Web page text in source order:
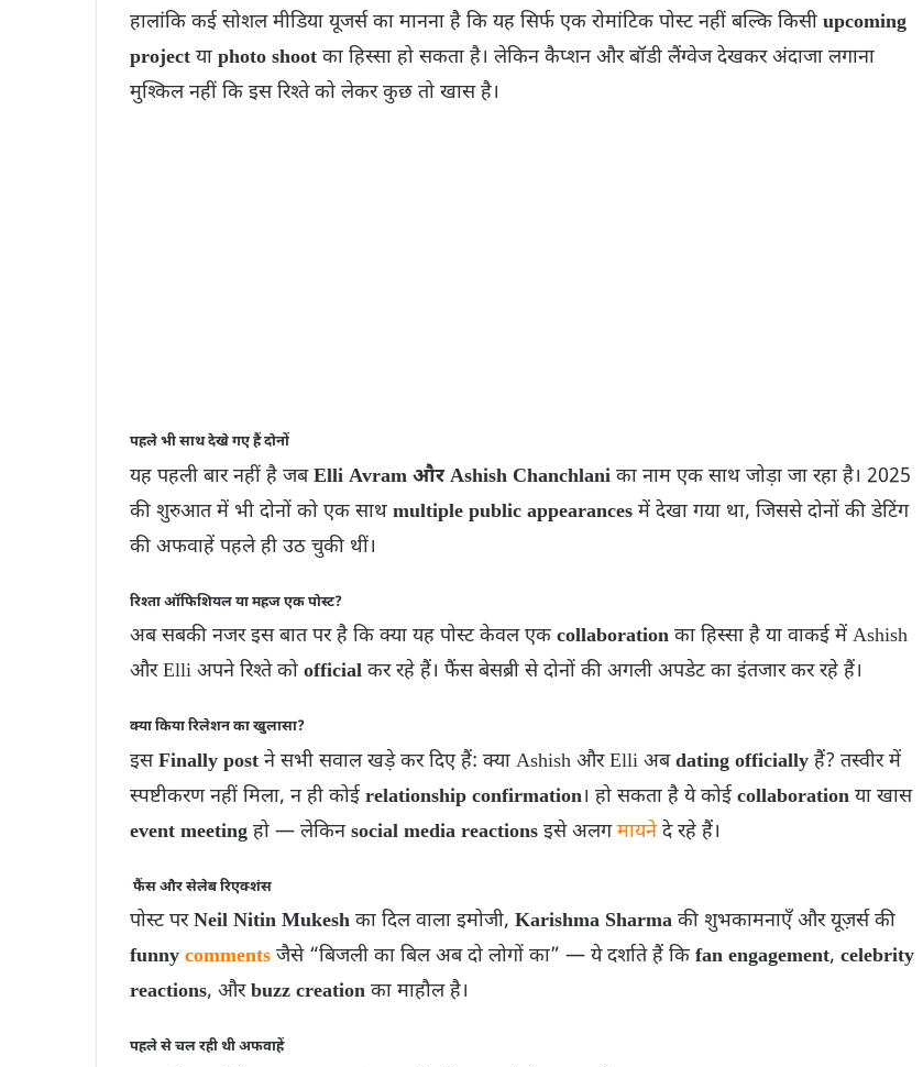
हालांकि कई सोशल मीडिया यूजर्स का मानना है कि यह सिर्फ एक रोमांटिक पोस्ट नहीं बल्कि किसी upcoming
project या photo shoot का हिस्सा हो सकता है। लेकिन कैप्शन और बॉडी लैंग्वेज देखकर अंदाजा लगाना
मुश्किल नहीं कि इस रिश्ते को लेकर कुछ तो खास है।
पहले भी साथ देखे गए हैं दोनों
यह पहली बार नहीं है जबElli Avram और Ashish Chanchlani का नाम एक साथ जोड़ा जा रहा है। 2025
की शुरुआत में भी दोनों को एक साथ multiple public appearances में देखा गया था, जिससे दोनों की डेटिंग
की अफवाहें पहले ही उठ चुकी थीं।
रिश्ता ऑफिशियल या महज एक पोस्ट?
अब सबकी नजर इस बात पर है कि क्या यह पोस्ट केवल एक collaboration का हिस्सा है या वाकई में Ashish
और Elli अपने रिश्ते को official कर रहे हैं। फैंस बेसब्री से दोनों की अगली अपडेट का इंतजार कर रहे हैं।
क्या किया रिलेशन का खुलासा?
इसFinally post ने सभी सवाल खड़े कर दिए हैं: क्या Ashish और Elli अबdating officially हैं? तस्वीर में
स्पष्टीकरण नहीं मिला, न ही कोई relationship confirmation। हो सकता है ये कोई collaboration या खास
event meeting हो — लेकिनsocial media reactions इसे अलगमायनेदे रहे हैं।
फैंस और सेलेब रिएक्‍शंस
पोस्ट परNeil Nitin Mukesh का दिल वाला इमोजी, Karishma Sharma की शुभकामनाएँ और यूज़र्स की
funny comments जैसे “बिजली का बिल अब दो लोगों का” — ये दर्शाते हैं कि fan engagement, celebrity
reactions, औरbuzz creation का माहौल है।
पहले से चल रही थी अफवाहें